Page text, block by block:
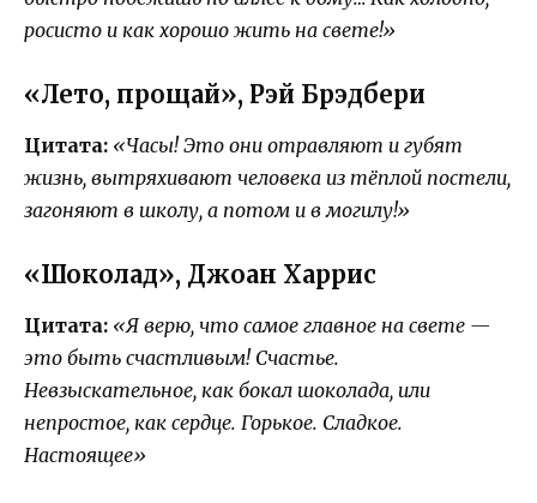
росисто и как хорошо жить на свете!»
«Лето, прощай», Рэй Брэдбери
Цитата: «Часы! Это они отравляют и губят
жизнь, вытряхивают человека из тёплой постели,
загоняют в школу, а потом и в могилу!»
«Шоколад», Джоан Харрис
Цитата: «Я верю, что самое главное на свете —
это быть счастливым! Счастье.
Невзыскательное, как бокал шоколада, или
непростое, как сердце. Горькое. Сладкое.
Настоящее»